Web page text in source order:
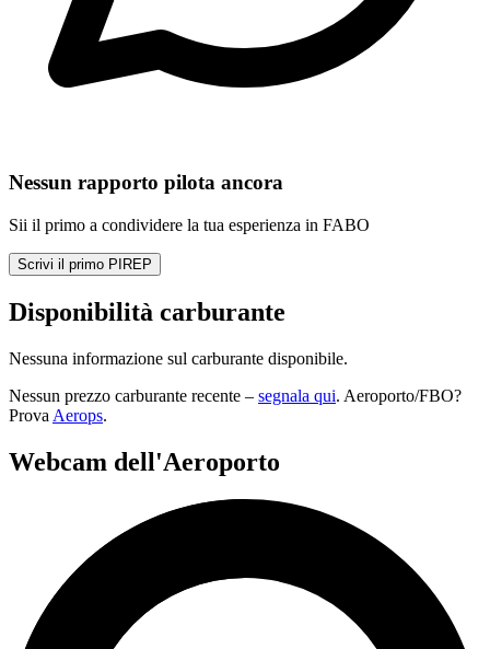
Nessun rapporto pilota ancora
Sii il primo a condividere la tua esperienza in FABO
Scrivi il primo PIREP
Disponibilità carburante
Nessuna informazione sul carburante disponibile.
Nessun prezzo carburante recente – segnala qui. Aeroporto/FBO?
Prova Aerops.
Webcam dell'Aeroporto